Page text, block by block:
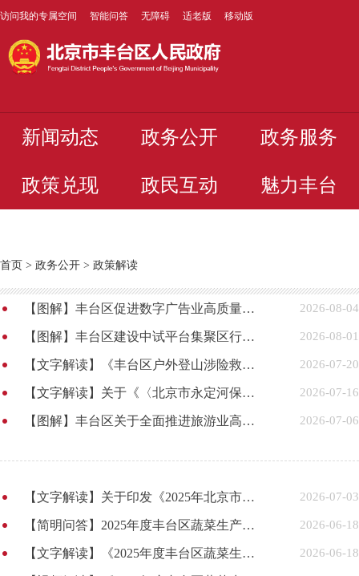
访问我的专属空间 智能问答 无障碍 适老版 移动版
新闻动态 政务公开 政务服务
政策兑现 政民互动 魅力丰台
首页 > 政务公开 > 政策解读
【图解】丰台区促进数字广告业高质量发展若干措施 2026-08-04
【图解】丰台区建设中试平台集聚区行动方案 2026-08-01
【文字解读】《丰台区户外登山涉险救援及追偿工作管理办法（试行）》政策解读 2026-07-20
【文字解读】关于《〈北京市永定河保护条例〉第二十七条防汛避险人员转移配套实施细则》政策解读 2026-07-16
【图解】丰台区关于全面推进旅游业高质量发展三年行动计划（2026-2028年） 2026-07-06
【文字解读】关于印发《2025年北京市丰台区人民政府重大行政决策事项目录（调整后）》的政策解读 2026-07-03
【简明问答】2025年度丰台区蔬菜生产补贴实施方案政策解读 2026-06-18
【文字解读】《2025年度丰台区蔬菜生产补贴实施方案》政策解读 2026-06-18